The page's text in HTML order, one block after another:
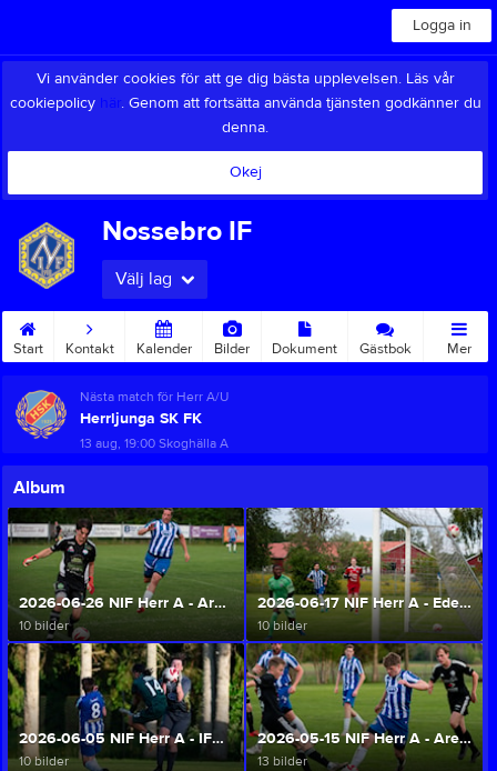
Logga in
Vi använder cookies för att ge dig bästa upplevelsen. Läs vår
cookiepolicy här. Genom att fortsätta använda tjänsten godkänner du
denna.
Okej
Nossebro IF
Välj lag
Start Kontakt Kalender Bilder Dokument Gästbok Mer
Nästa match för Herr A/U
Herrljunga SK FK
13 aug, 19:00Skoghälla A
Album
2026-06-26 NIF Herr A - Ardala GoIF (1-4) (Herr A/U)
10 bilder
2026-06-17 NIF Herr A - Edet FK (2-3) (Herr A/U)
10 bilder
2026-06-05 NIF Herr A - IFK Trollhättan (1-1) (Herr A/U)
10 bilder
2026-05-15 NIF Herr A - Arentorp/Helås FK (1-5) (Herr A/U)
13 bilder